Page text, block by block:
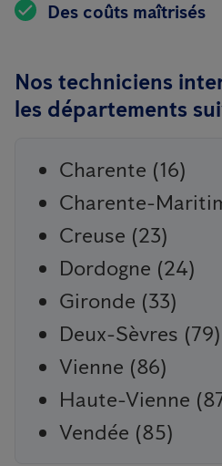
Des coûts maîtrisés
Nos techniciens
les départements
Charente (16)
Charente-
Creuse (23)
Dordogne (24)
Gironde (33)
Deux-Sèvres (79)
Vienne (86)
Haute-Vienne
Vendée (85)